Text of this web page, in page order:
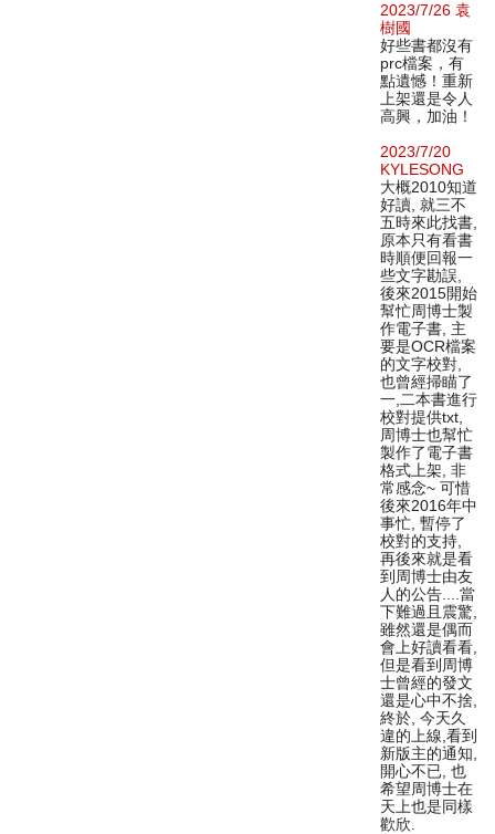
2023/7/26 袁
樹國
好些書都沒有
prc檔案，有
點遺憾！重新
上架還是令人
高興，加油！
2023/7/20
KYLESONG
大概2010知道
好讀, 就三不
五時來此找書,
原本只有看書
時順便回報一
些文字勘誤,
後來2015開始
幫忙周博士製
作電子書, 主
要是OCR檔案
的文字校對,
也曾經掃瞄了
一,二本書進行
校對提供txt,
周博士也幫忙
製作了電子書
格式上架, 非
常感念~ 可惜
後來2016年中
事忙, 暫停了
校對的支持,
再後來就是看
到周博士由友
人的公告....當
下難過且震驚,
雖然還是偶而
會上好讀看看,
但是看到周博
士曾經的發文
還是心中不捨,
終於, 今天久
違的上線,看到
新版主的通知,
開心不已, 也
希望周博士在
天上也是同樣
歡欣.